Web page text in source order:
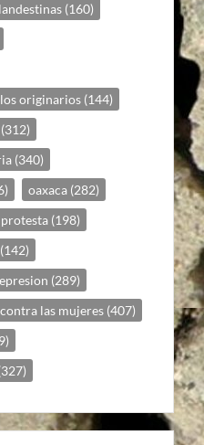
(160)
originarios (144)
(312)
(340)
oaxaca (282)
protesta (198)
(142)
(289)
las mujeres (407)